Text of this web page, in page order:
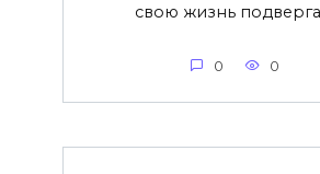
свою жизнь
0 0